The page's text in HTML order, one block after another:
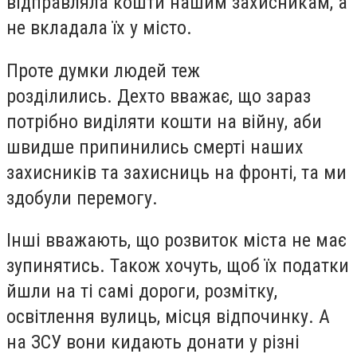
не вкладала їх у місто.
Проте думки людей теж
розділились. Дехто вважає, що зараз
потрібно виділяти кошти на війну, аби
швидше припинились смерті наших
захисників та захисниць на фронті, та ми
здобули перемогу.
Інші вважають, що розвиток міста не має
зупинятись. Також хочуть, щоб їх податки
йшли на ті самі дороги, розмітку,
освітлення вулиць, місця відпочинку. А
на ЗСУ вони кидають донати у різні